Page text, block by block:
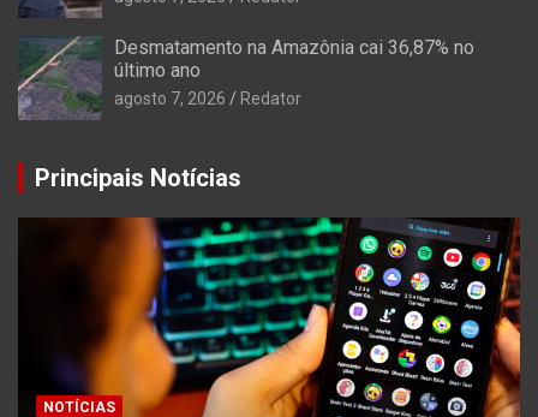
Desmatamento na Amazônia cai 36,87% no
último ano
agosto 7, 2026 Redator
Principais Notícias
NOTÍCIAS